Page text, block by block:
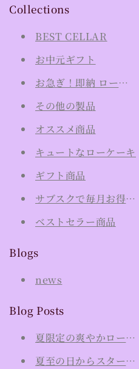
Collections
BEST CELLAR
お中元ギフト
お急ぎ！即納 ローケ
その他の製品
オススメ商品
キュートなローケーキ
ギフト商品
サブスクで毎月お得
ベストセラー商品
Blogs
news
Blog Posts
夏限定の爽やかロー
夏至の日からスター